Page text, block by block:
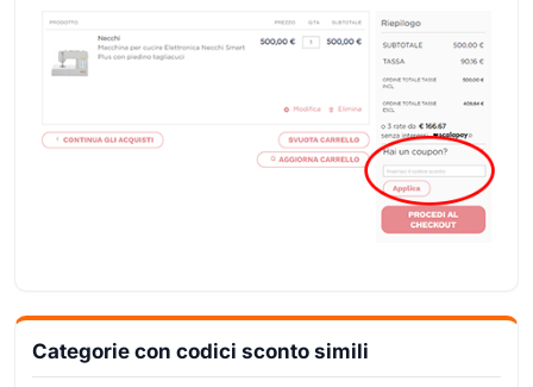
Categorie con codici sconto simili